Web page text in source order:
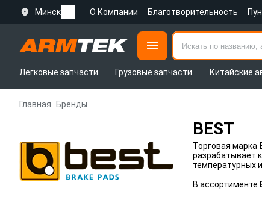
Минск О Компании Благотворительность
Легковые запчасти
Грузовые запчасти Китайские
Главная Бренды
BEST
Торговая марка
разрабатывает
температурных
В ассортименте